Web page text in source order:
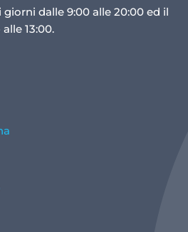
dalle 9:00 alle 20:00 ed il
13:00.